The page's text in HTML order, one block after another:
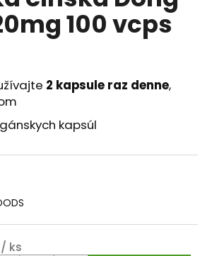
100 vcps
žívajte 2 kapsule raz denne,
kapsúl
/ ks